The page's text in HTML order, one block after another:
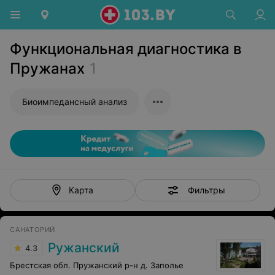
Функциональная диагностика в
Пружанах 1
Биоимпедансный анализ
Карта Фильтры
САНАТОРИЙ
4.3 Ружанский
Брестская обл. Пружанский р-н д. Заполье